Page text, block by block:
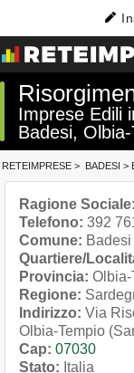
Imprese Edili
Badesi,
RETEIMPRESE > BADESI >
Ragione Sociale:
Telefono: 392
Comune: Badesi
Quartiere/
Provincia: Olbia-
Regione:
Indirizzo: Via
Olbia-Tempio
Cap: 07030
Stato: Italia